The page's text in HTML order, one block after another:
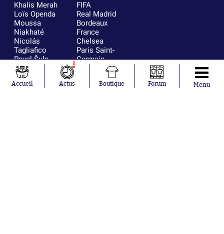
Khalis Merah
Loïs Openda
Moussa
Niakhaté
Nicolás
Tagliafico
Pavel Šulc
Gauthier Hein
Lionel Messi
Gonzalo
FIFA
Real Madrid
Bordeaux
France
Chelsea
Paris Saint-
Germain
Olympique
AC Milan
Accueil
1
Actus Boutique Forum Menu